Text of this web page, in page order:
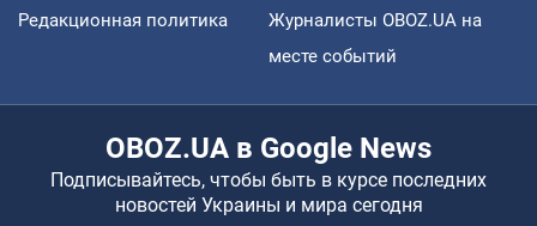
Редакционная политика
Журналисты OBOZ.UA на
месте событий
OBOZ.UA в Google News
Подписывайтесь, чтобы быть в курсе последних
новостей Украины и мира сегодня